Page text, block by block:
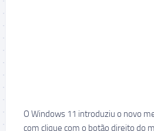
O Windows 11 introduziu o novo
com clique com o botão direito do